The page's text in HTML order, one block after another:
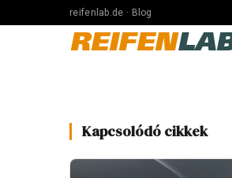
reifenlab.de · Blog
REIFEN
Kapcsolódó cikkek